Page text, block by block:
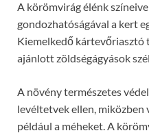
A körömvirág élénk
gondozhatóságával a kert
Kiemelkedő kártevőriasztó
ajánlott zöldségágyások
A növény természetes
levéltetvek ellen, miközben
például a méheket. A